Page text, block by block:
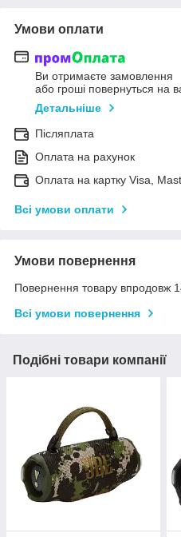
Умови оплати
Ви отримаєте замовлення
або гроші повернуться на
Детальніше
Післяплата
Оплата на рахунок
Оплата на картку Visa,
Всі умови оплати
Умови повернення
Повернення товару впродовж
Всі умови повернення
Подібні товари компанії